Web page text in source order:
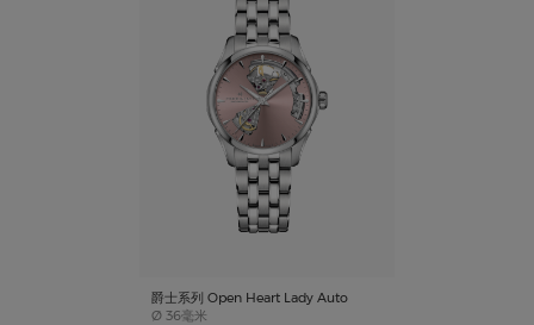
爵士系列 Open Heart Lady Auto
Ø Case size
36毫米